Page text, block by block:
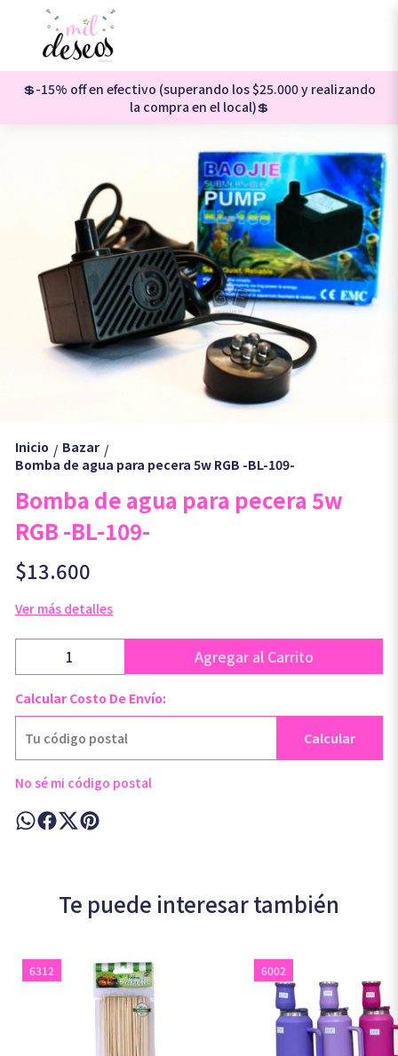
💲-15% off en efectivo (superando los $25.000 y realizando
la compra en el local)💲
Inicio / Bazar /
Bomba de agua para pecera 5w RGB -BL-109-
Bomba de agua para pecera 5w
RGB -BL-109-
$13.600
Ver más detalles
Agregar al Carrito
Calcular Costo De Envío:
Calcular
No sé mi código postal
Te puede interesar también
6312 6002